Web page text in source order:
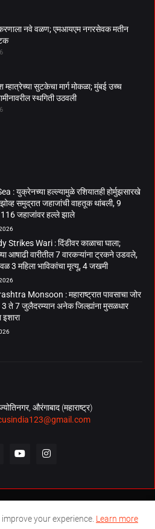
नवे वळण; एमआयएम नगरसेवक मतीन
सुटकेचा मार्ग मोकळा; मुंबई उच्च
स्थगिती उठवली
: युक्रेनच्या हल्ल्यामुळे रशियातही होर्मुझसारखे
समुद्रात जहाजांची वाहतूक थांबली, 9
116 जहाजांवर हल्ले झाले
Strikes Wari : दिंडीवर काळाचा घाला;
आषाढी वारीतील 7 वारकऱ्यांना ट्रकने उडवले,
3 महिला भाविकांचा मृत्यू, 4 जखमी
Monsoon : महाराष्ट्रात पावसाचा जोर
3 ते 7 जुलैदरम्यान अनेक जिल्ह्यांना मुसळधार
इशारा
औरंगाबाद (महाराष्ट्र)
Us The Focus India Policy
your experience. Learn more